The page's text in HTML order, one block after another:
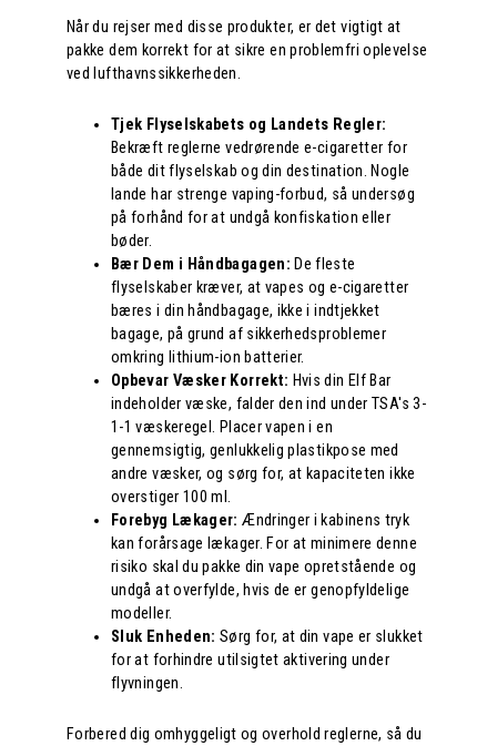
Når du rejser med disse produkter, er det vigtigt at
pakke dem korrekt for at sikre en problemfri oplevelse
ved lufthavnssikkerheden.
Tjek Flyselskabets og Landets Regler:
Bekræft reglerne vedrørende e-cigaretter for
både dit flyselskab og din destination. Nogle
lande har strenge vaping-forbud, så undersøg
på forhånd for at undgå konfiskation eller
bøder.
Bær Dem i Håndbagagen: De fleste
flyselskaber kræver, at vapes og e-cigaretter
bæres i din håndbagage, ikke i indtjekket
bagage, på grund af sikkerhedsproblemer
omkring lithium-ion batterier.
Opbevar Væsker Korrekt: Hvis din Elf Bar
indeholder væske, falder den ind under TSA's 3-
1-1 væskeregel. Placer vapen i en
gennemsigtig, genlukkelig plastikpose med
andre væsker, og sørg for, at kapaciteten ikke
overstiger 100 ml.
Forebyg Lækager: Ændringer i kabinens tryk
kan forårsage lækager. For at minimere denne
risiko skal du pakke din vape opretstående og
undgå at overfylde, hvis de er genopfyldelige
modeller.
Sluk Enheden: Sørg for, at din vape er slukket
for at forhindre utilsigtet aktivering under
flyvningen.
Forbered dig omhyggeligt og overhold reglerne, så du